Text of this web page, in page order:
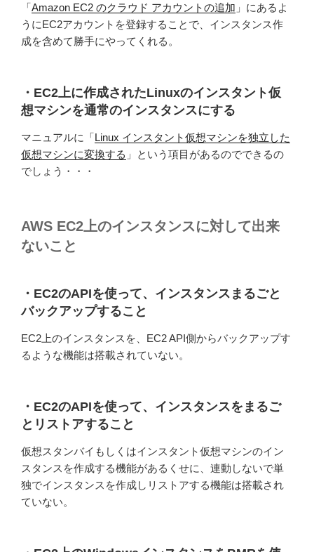
「Amazon EC2 のクラウド アカウントの追加 」にあるよ
うにEC2アカウントを登録することで、インスタンス作
成を含めて勝手にやってくれる。
・EC2上に作成されたLinuxのインスタント仮
想マシンを通常のインスタンスにする
マニュアルに「Linux インスタント仮想マシンを独立した
仮想マシンに変換する 」という項目があるのでできるの
でしょう・・・
AWS EC2上のインスタンスに対して出来
ないこと
・EC2のAPIを使って、インスタンスまるごと
バックアップすること
EC2上のインスタンスを、EC2 API側からバックアップす
るような機能は搭載されていない。
・EC2のAPIを使って、インスタンスをまるご
とリストアすること
仮想スタンバイもしくはインスタント仮想マシンのイン
スタンスを作成する機能があるくせに、連動しないで単
独でインスタンスを作成しリストアする機能は搭載され
ていない。